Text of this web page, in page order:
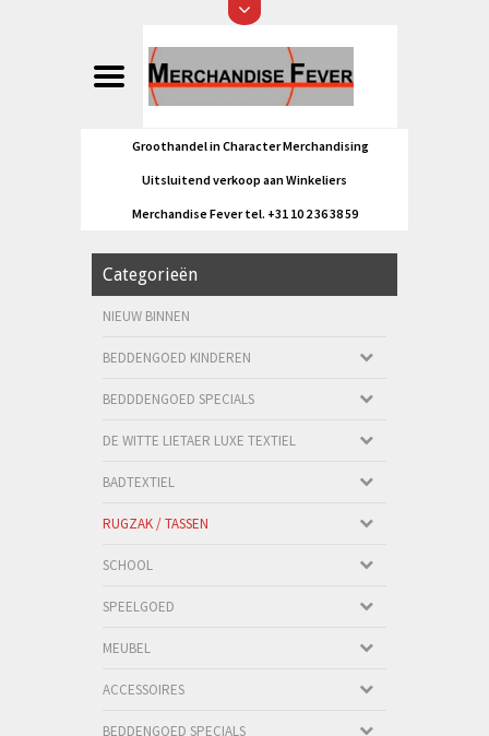
Groothandel in Character Merchandising
Uitsluitend verkoop aan Winkeliers
Merchandise Fever tel. +31 10 2 36 38 59
Categorieën
NIEUW BINNEN
BEDDENGOED KINDEREN
BEDDDENGOED SPECIALS
DE WITTE LIETAER LUXE TEXTIEL
BADTEXTIEL
RUGZAK / TASSEN
SCHOOL
SPEELGOED
MEUBEL
ACCESSOIRES
BEDDENGOED SPECIALS